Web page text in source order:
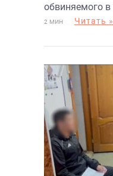
обвиняемого
2 МИН Читать »